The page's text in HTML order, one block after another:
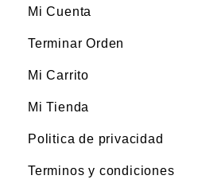
Mi Cuenta
Terminar Orden
Mi Carrito
Mi Tienda
Politica de privacidad
Terminos y condiciones